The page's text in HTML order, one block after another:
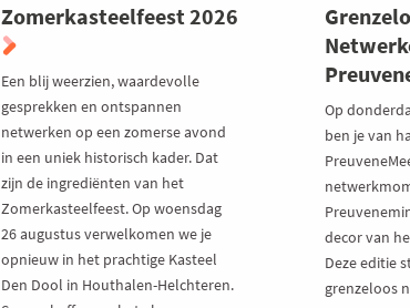
Zomerkasteelfeest 2026
Een blij weerzien, waardevolle
gesprekken en ontspannen
netwerken op een zomerse avond
in een uniek historisch kader. Dat
zijn de ingrediënten van het
Zomerkasteelfeest. Op woensdag
26 augustus verwelkomen we je
opnieuw in het prachtige Kasteel
Den Dool in Houthalen-Helchteren.
Op
ben je van
decor van
Deze editie
grenzeloos